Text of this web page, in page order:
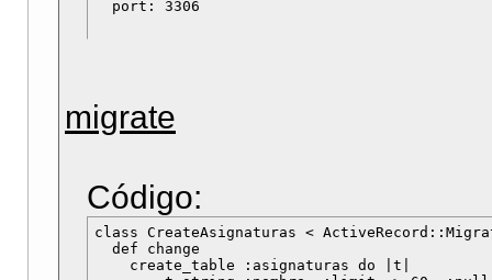
migrate
Código:
class CreateAsignaturas <
  def change
    create_table :asignaturas do |t|